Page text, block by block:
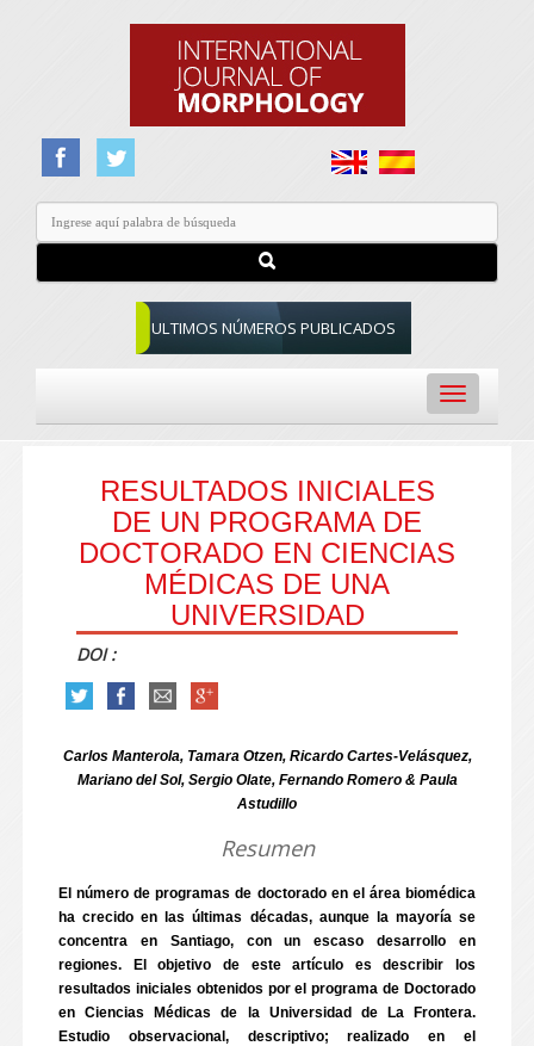
ULTIMOS NÚMEROS PUBLICADOS
Toggle
navigation
RESULTADOS INICIALES
DE UN PROGRAMA DE
DOCTORADO EN CIENCIAS
MÉDICAS DE UNA
UNIVERSIDAD
DOI :
Carlos Manterola, Tamara Otzen, Ricardo Cartes-Velásquez,
Mariano del Sol, Sergio Olate, Fernando Romero & Paula
Astudillo
Resumen
El número de programas de doctorado en el área biomédica
ha crecido en las últimas décadas, aunque la mayoría se
concentra en Santiago, con un escaso desarrollo en
regiones. El objetivo de este artículo es describir los
resultados iniciales obtenidos por el programa de Doctorado
en Ciencias Médicas de la Universidad de La Frontera.
Estudio observacional, descriptivo; realizado en el